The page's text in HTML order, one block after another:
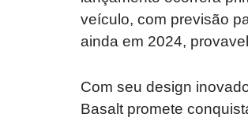
veículo, com previsão
ainda em 2024,
Com seu design
Basalt promete